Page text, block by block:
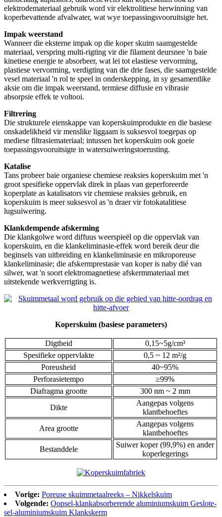
elektrodemateriaal gebruik word vir elektrolitiese herwinning van
koperbevattende afvalwater, wat wye toepassingsvooruitsigte het.
Impak weerstand
Wanneer die eksterne impak op die koper skuim saamgestelde
materiaal, verspring multi-rigting vir die filament deursnee 'n baie
kinetiese energie te absorbeer, wat lei tot elastiese vervorming,
plastiese vervorming, verdigting van die drie fases, die saamgestelde
vesel materiaal 'n rol te speel in onderskepping, in sy gesamentlike
aksie om die impak weerstand, termiese diffusie en vibrasie
absorpsie effek te voltooi.
Filtrering
Die strukturele eienskappe van koperskuimprodukte en die basiese
onskadelikheid vir menslike liggaam is suksesvol toegepas op
mediese filtrasiemateriaal; intussen het koperskuim ook goeie
toepassingsvooruitsigte in watersuiweringstoerusting.
Katalise
Tans probeer baie organiese chemiese reaksies koperskuim met 'n
groot spesifieke oppervlak direk in plaas van geperforeerde
koperplate as katalisators vir chemiese reaksies gebruik, en
koperskuim is meer suksesvol as 'n draer vir fotokatalitiese
lugsuiwering.
Klankdempende afskerming
Die klankgolwe word diffuus weerspieël op die oppervlak van
koperskuim, en die klankeliminasie-effek word bereik deur die
beginsels van uitbreiding en klankeliminasie en mikroporeuse
klankeliminasie; die afskermprestasie van koper is naby dié van
silwer, wat 'n soort elektromagnetiese afskermmateriaal met
uitstekende werkverrigting is.
Koperskuim (basiese parameters)
Digtheid
0,15~5g/cm³
Spesifieke oppervlakte
0,5 ~ 12 m²/g
Poreusheid
40~95%
Perforasietempo
≥99%
Diafragma grootte
300 nm ~ 2 mm
Dikte
Aangepas volgens
klantbehoeftes
Area grootte
Aangepas volgens
klantbehoeftes
Bestanddele
Suiwer koper (99,9%) en ander
koperlegerings
Vorige: Poreuse skuimmetaalreeks – Nikkelskuim
Volgende: Oopsel-klankabsorberende aluminiumskuim Geslote-
sel-aluminiumskuim Klankskerm